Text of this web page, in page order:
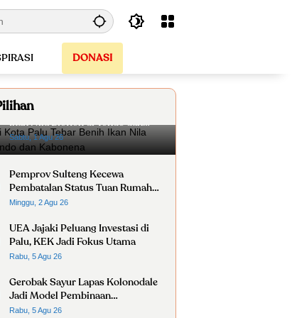
DONASI
Wakil Wali Kota Palu Tebar Benih
Ikan Nila Bioflok di Tondo dan
Kabonena
Sabtu, 1 Agu 26
Pemprov Sulteng Kecewa
Pembatalan Status Tuan Rumah
FORNAS 2027
Minggu, 2 Agu 26
UEA Jajaki Peluang Investasi di
Palu, KEK Jadi Fokus Utama
Rabu, 5 Agu 26
Gerobak Sayur Lapas Kolonodale
Jadi Model Pembinaan
Kemandirian Warga Binaan
Rabu, 5 Agu 26